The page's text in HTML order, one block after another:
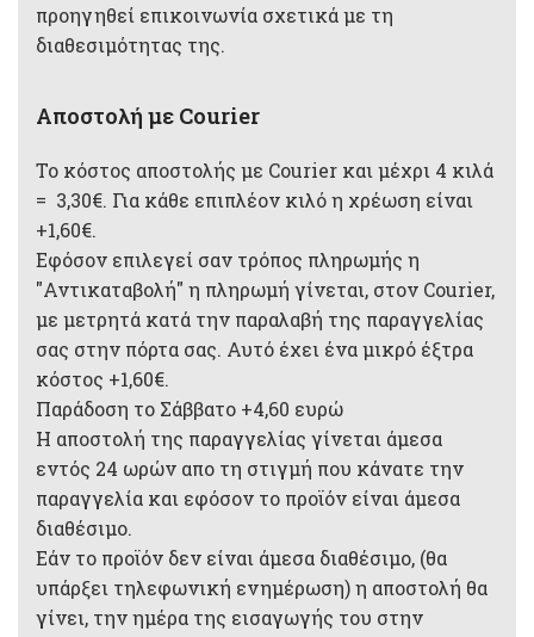
προηγηθεί επικοινωνία σχετικά με τη
διαθεσιμότητας της.
Αποστολή με Courier
Το κόστος αποστολής με Courier και μέχρι 4 κιλά
= 3,30€. Για κάθε επιπλέον κιλό η χρέωση είναι
+1,60€.
Εφόσον επιλεγεί σαν τρόπος πληρωμής η
"Αντικαταβολή" η πληρωμή γίνεται, στον Courier,
με μετρητά κατά την παραλαβή της παραγγελίας
σας στην πόρτα σας. Αυτό έχει ένα μικρό έξτρα
κόστος +1,60€.
Παράδοση το Σάββατο +4,60 ευρώ
Η αποστολή της παραγγελίας γίνεται άμεσα
εντός 24 ωρών απο τη στιγμή που κάνατε την
παραγγελία και εφόσον το προϊόν είναι άμεσα
διαθέσιμο.
Εάν το προϊόν δεν είναι άμεσα διαθέσιμο, (θα
υπάρξει τηλεφωνική ενημέρωση) η αποστολή θα
γίνει, την ημέρα της εισαγωγής του στην